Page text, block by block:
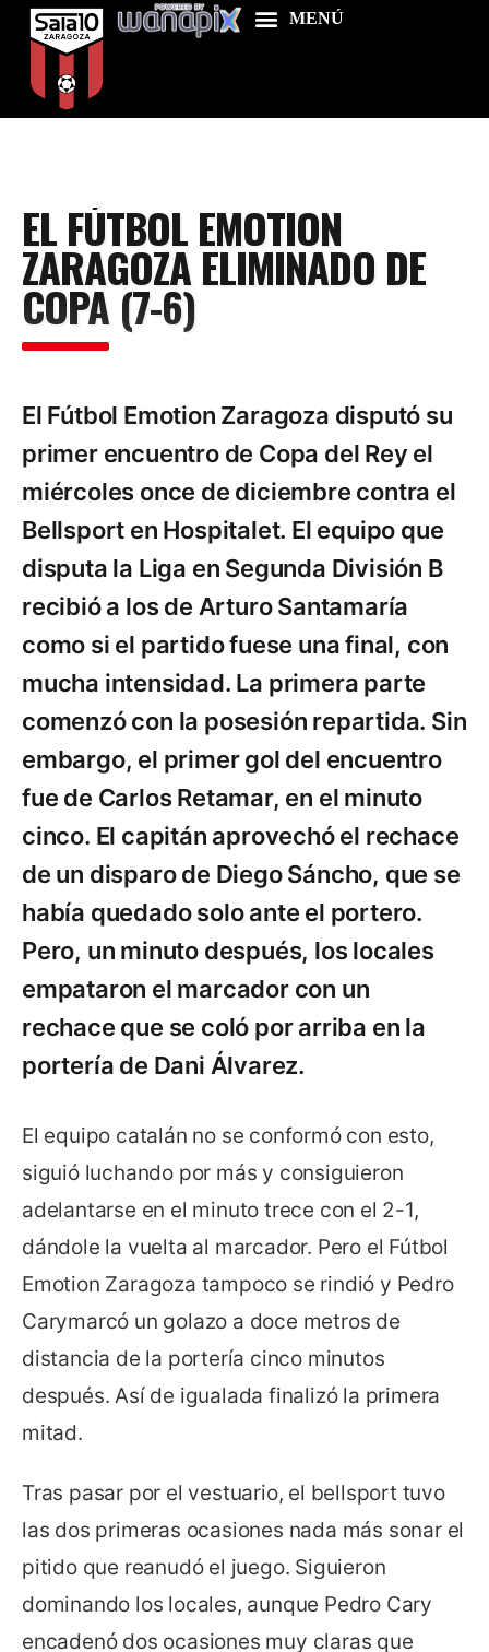
Food & Drink
Features
News
Contacts
EL FÚTBOL EMOTION
ZARAGOZA ELIMINADO DE
COPA (7-6)
El Fútbol Emotion Zaragoza disputó su
primer encuentro de Copa del Rey el
miércoles once de diciembre contra el
Bellsport en Hospitalet. El equipo que
disputa la Liga en Segunda División B
recibió a los de Arturo Santamaría
como si el partido fuese una final, con
mucha intensidad. La primera parte
comenzó con la posesión repartida. Sin
embargo, el primer gol del encuentro
fue de Carlos Retamar, en el minuto
cinco. El capitán aprovechó el rechace
de un disparo de Diego Sáncho, que se
había quedado solo ante el portero.
Pero, un minuto después, los locales
empataron el marcador con un
rechace que se coló por arriba en la
portería de Dani Álvarez.
El equipo catalán no se conformó con esto,
siguió luchando por más y consiguieron
adelantarse en el minuto trece con el 2-1,
dándole la vuelta al marcador. Pero el Fútbol
Emotion Zaragoza tampoco se rindió y Pedro
Carymarcó un golazo a doce metros de
distancia de la portería cinco minutos
después. Así de igualada finalizó la primera
mitad.
Tras pasar por el vestuario, el bellsport tuvo
las dos primeras ocasiones nada más sonar el
pitido que reanudó el juego. Siguieron
dominando los locales, aunque Pedro Cary
encadenó dos ocasiones muy claras que